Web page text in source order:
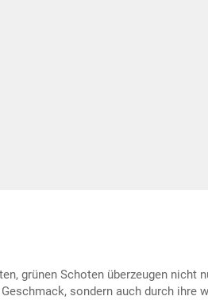
grünen Schoten überzeugen nicht
sondern auch durch ihre